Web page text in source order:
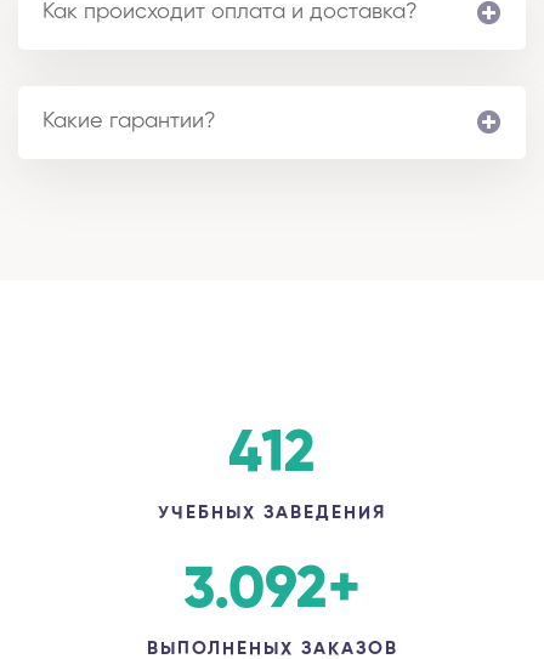
Как происходит оплата и доставка?
Какие гарантии?
412
УЧЕБНЫХ ЗАВЕДЕНИЯ
3.092+
ВЫПОЛНЕНЫХ ЗАКАЗОВ